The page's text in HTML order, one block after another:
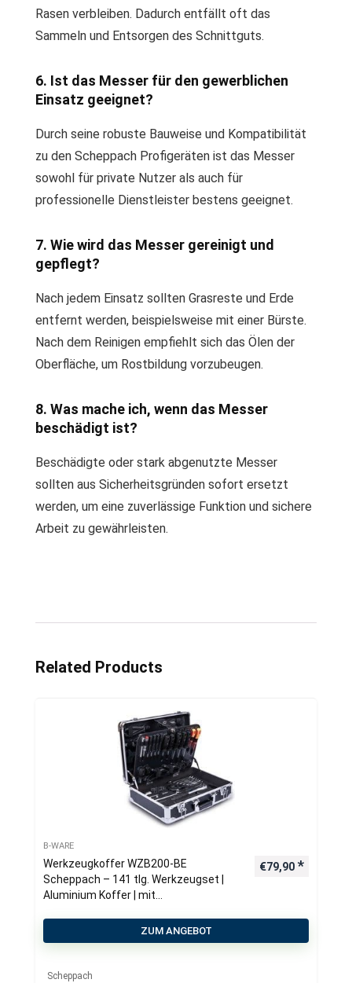
Rasen verbleiben. Dadurch entfällt oft das
Sammeln und Entsorgen des Schnittguts.
6. Ist das Messer für den gewerblichen
Einsatz geeignet?
Durch seine robuste Bauweise und Kompatibilität
zu den Scheppach Profigeräten ist das Messer
sowohl für private Nutzer als auch für
professionelle Dienstleister bestens geeignet.
7. Wie wird das Messer gereinigt und
gepflegt?
Nach jedem Einsatz sollten Grasreste und Erde
entfernt werden, beispielsweise mit einer Bürste.
Nach dem Reinigen empfiehlt sich das Ölen der
Oberfläche, um Rostbildung vorzubeugen.
8. Was mache ich, wenn das Messer
beschädigt ist?
Beschädigte oder stark abgenutzte Messer
sollten aus Sicherheitsgründen sofort ersetzt
werden, um eine zuverlässige Funktion und sichere
Arbeit zu gewährleisten.
Related Products
B-WARE
Werkzeugkoffer WZB200-BE
Scheppach – 141 tlg. Werkzeugset |
Aluminium Koffer | mit
Schraubenzieher uvm. | Werkstatt
€79,90
ZUM ANGEBOT
Scheppach